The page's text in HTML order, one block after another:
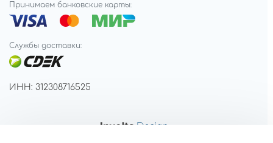
Принимаем банковские карты:
Службы доставки:
ИНН: 312308716525